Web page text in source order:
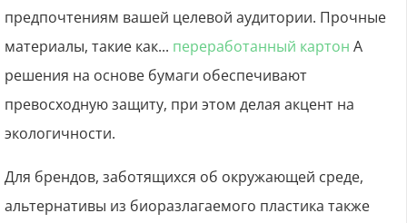
предпочтениям вашей целевой аудитории. Прочные
материалы, такие как... переработанный картон А
решения на основе бумаги обеспечивают
превосходную защиту, при этом делая акцент на
экологичности.
Для брендов, заботящихся об окружающей среде,
альтернативы из биоразлагаемого пластика также